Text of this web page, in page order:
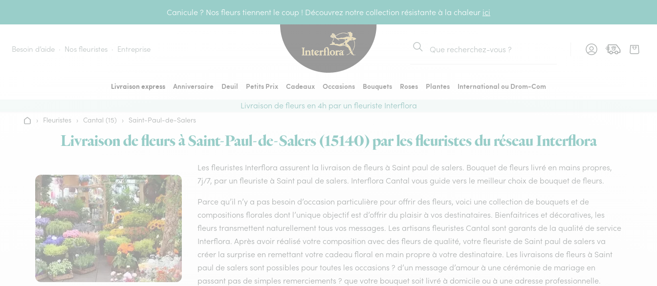
Canicule ? Nos fleurs tiennent le coup ! Découvrez notre collection résistante à la chaleur ici
Besoin d’aide Nos fleuristes Entreprise
Rechercher
Livraison express Anniversaire Deuil Petits Prix Cadeaux Occasions Bouquets Roses Plantes
International ou Drom-Com
Livraison de fleurs en 4h par un fleuriste Interflora
Accueil
› Fleuristes › Cantal (15) › Saint-Paul-de-Salers
Livraison de fleurs à Saint-Paul-de-Salers (15140) par les fleuristes du réseau Interflora
Les fleuristes Interflora assurent la livraison de fleurs à Saint paul de salers. Bouquet de fleurs livré en mains propres,
7j/7, par un fleuriste à Saint paul de salers. Interflora Cantal vous guide vers le meilleur choix de bouquet de fleurs.
Parce qu’il n’y a pas besoin d’occasion particulière pour offrir des fleurs, voici une collection de bouquets et de
compositions florales dont l’unique objectif est d’offrir du plaisir à vos destinataires. Bienfaitrices et décoratives, les
fleurs transmettent naturellement tous vos messages. Les artisans fleuristes Cantal sont garants de la qualité de service
Interflora. Après avoir réalisé votre composition avec des fleurs de qualité, votre fleuriste de Saint paul de salers va
créer la surprise en remettant votre cadeau floral en main propre à votre destinataire. Les livraisons de fleurs à Saint
paul de salers sont possibles pour toutes les occasions ? d’un message d’amour à une cérémonie de mariage en
passant pas de simples remerciements ? que votre bouquet soit livré à domicile ou à une adresse professionnelle.